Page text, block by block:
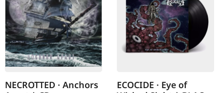
NECROTTED · Anchors
ECOCIDE · Eye of